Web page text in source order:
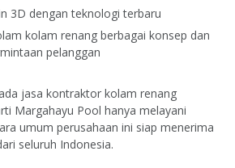
3D dengan teknologi terbaru
kolam renang berbagai konsep dan
pelanggan
jasa kontraktor kolam renang
Margahayu Pool hanya melayani
umum perusahaan ini siap menerima
seluruh Indonesia.